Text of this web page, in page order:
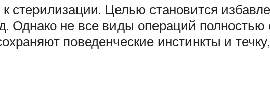
стерилизации. Целью становится
Однако не все виды операций
поведенческие инстинкты и